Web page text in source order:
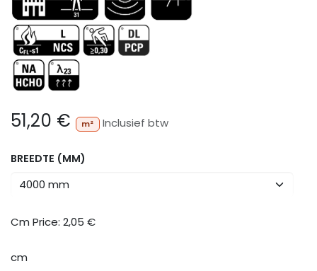
51,20 € m² Inclusief btw
BREEDTE (MM)
Cm Price: 2,05 €
cm